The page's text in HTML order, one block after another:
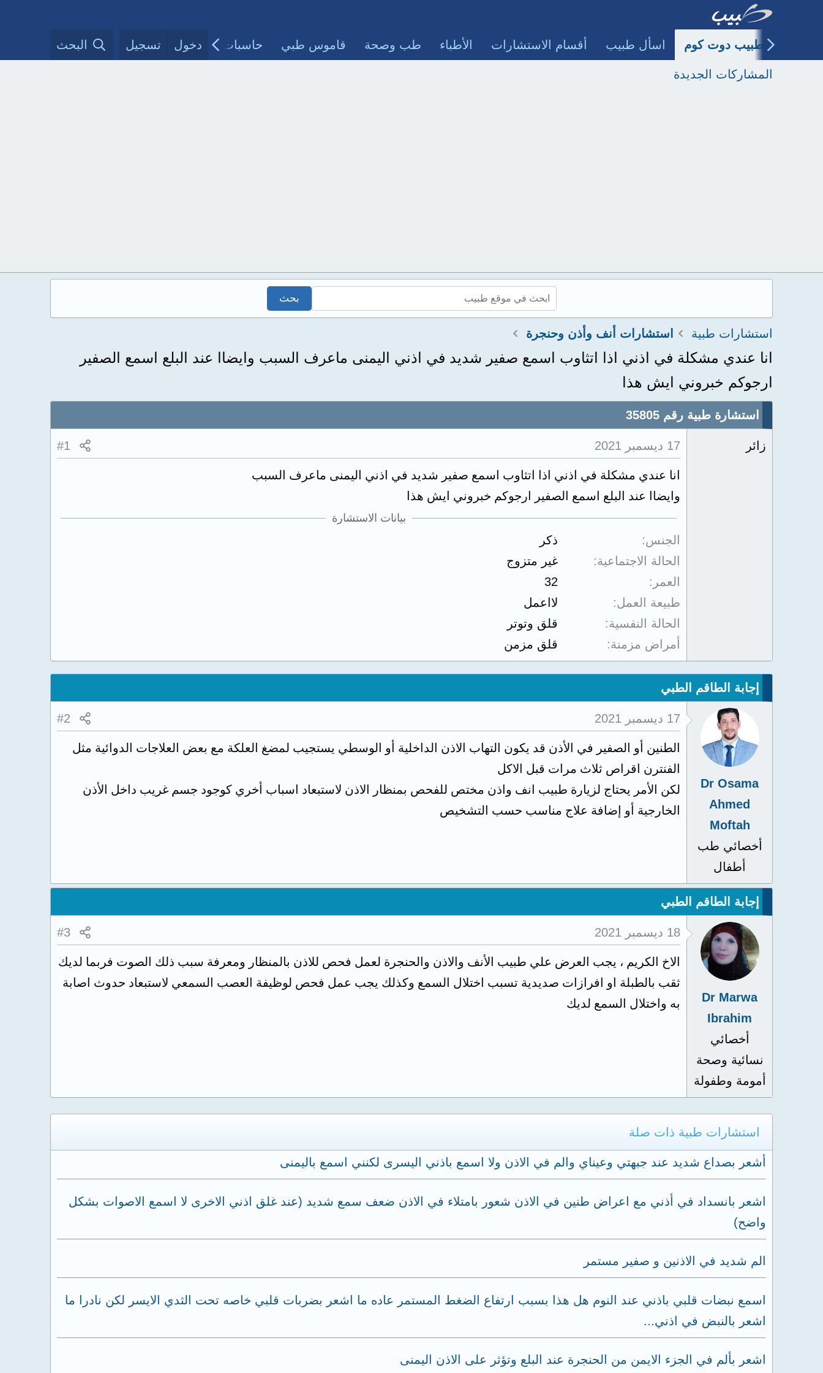
طبيب دوت كوم اسأل طبيب أقسام الاستشارات الأطباء طب وصحة قاموس طبي حاسبات طبية مقالات الأطباءدخول تسجيل البحث
المشاركات الجديدة
استشارات طبية استشارات أنف وأذن وحنجرة
انا عندي مشكلة في اذني اذا اتثاوب اسمع صفير شديد في اذني اليمنى ماعرف السبب وايضاا عند البلع اسمع الصفير
ارجوكم خبروني ايش هذا
استشارة طبية رقم 35805
زائر 17 ديسمبر 2021 #1
انا عندي مشكلة في اذني اذا اتثاوب اسمع صفير شديد في اذني اليمنى ماعرف السبب
وايضاا عند البلع اسمع الصفير ارجوكم خبروني ايش هذا
بيانات الاستشارة
الجنس
ذكر
الحالة الاجتماعية
غير متزوج
العمر
32
طبيعة العمل
لااعمل
الحالة النفسية
قلق وتوتر
أمراض مزمنة
قلق مزمن
إجابة الطاقم الطبي
Dr Osama
Ahmed
Moftah
أخصائي طب
أطفال
17 ديسمبر 2021 #2
الطنين أو الصفير في الأذن قد يكون التهاب الاذن الداخلية أو الوسطي يستجيب لمضغ العلكة مع بعض العلاجات الدوائية مثل
الفنترن اقراص ثلاث مرات قبل الاكل
لكن الأمر يحتاج لزيارة طبيب انف واذن مختص للفحص بمنظار الاذن لاستبعاد اسباب أخري كوجود جسم غريب داخل الأذن
الخارجية أو إضافة علاج مناسب حسب التشخيص
إجابة الطاقم الطبي
Dr Marwa
Ibrahim
أخصائي
نسائية وصحة
أمومة وطفولة
18 ديسمبر 2021 #3
الاخ الكريم ، يجب العرض علي طبيب الأنف والاذن والحنجرة لعمل فحص للاذن بالمنظار ومعرفة سبب ذلك الصوت فربما لديك
ثقب بالطبلة او افرازات صديدية تسبب اختلال السمع وكذلك يجب عمل فحص لوظيفة العصب السمعي لاستبعاد حدوث اصابة
به واختلال السمع لديك
استشارات طبية ذات صلة
أشعر بصداع شديد عند جبهتي وعيناي والم في الاذن ولا اسمع باذني اليسرى لكنني اسمع باليمنى
اشعر بانسداد في أذني مع اعراض طنين في الاذن شعور بامتلاء في الاذن ضعف سمع شديد (عند غلق اذني الاخرى لا اسمع الاصوات بشكل
واضح)
الم شديد في الاذنين و صفير مستمر
اسمع نبضات قلبي باذني عند النوم هل هذا بسبب ارتفاع الضغط المستمر عاده ما اشعر بضربات قلبي خاصه تحت الثدي الايسر لكن نادرا ما
اشعر بالنبض في اذني...
اشعر بألم في الجزء الايمن من الحنجرة عند البلع وتؤثر على الاذن اليمنى